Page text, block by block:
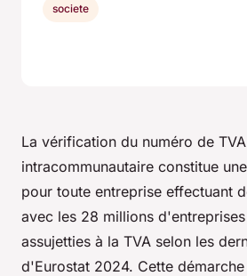
La vérification du numéro de TVA
intracommunautaire constitue
pour toute entreprise effectuant
avec les 28 millions
assujetties à la TVA selon les
d'Eurostat 2024. Cette
societe